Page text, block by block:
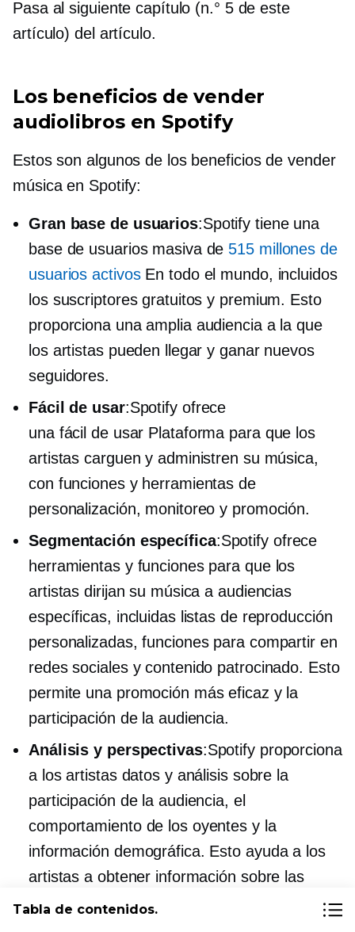
Pasa al siguiente capítulo (n.° 5 de este
artículo) del artículo.
Los beneficios de vender
audiolibros en Spotify
Estos son algunos de los beneficios de vender
música en Spotify:
Gran base de usuarios:Spotify tiene una
base de usuarios masiva de 515 millones de
usuarios activosEn todo el mundo, incluidos
los suscriptores gratuitos y premium. Esto
proporciona una amplia audiencia a la que
los artistas pueden llegar y ganar nuevos
seguidores.
Fácil de usar:Spotify ofrece
una fácil de usar Plataforma para que los
artistas carguen y administren su música,
con funciones y herramientas de
personalización, monitoreo y promoción.
Segmentación específica:Spotify ofrece
herramientas y funciones para que los
artistas dirijan su música a audiencias
específicas, incluidas listas de reproducción
personalizadas, funciones para compartir en
redes sociales y contenido patrocinado. Esto
permite una promoción más eficaz y la
participación de la audiencia.
Análisis y perspectivas:Spotify proporciona
a los artistas datos y análisis sobre la
participación de la audiencia, el
comportamiento de los oyentes y la
información demográfica. Esto ayuda a los
artistas a obtener información sobre las
preferencias de su audiencia y a tomar
Tabla de contenidos.